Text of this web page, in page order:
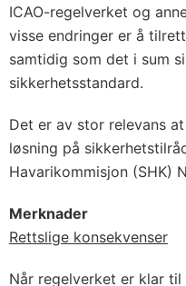
ICAO-regelverket og
visse endringer er å
samtidig som det i sum
sikkerhetsstandard.
Det er av stor relevans
løsning på
Havarikommisjon (SHK)
Merknader
Rettslige konsekvenser
Når regelverket er klar